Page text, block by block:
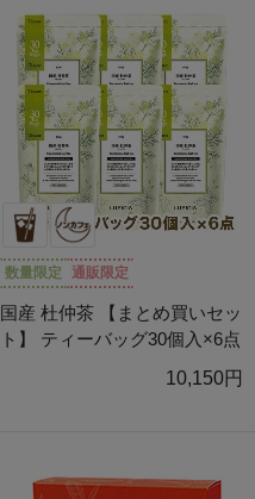
数量限定 通販限定
国産 杜仲茶 【まとめ買いセッ
ト】 ティーバッグ30個入×6点
10,150円